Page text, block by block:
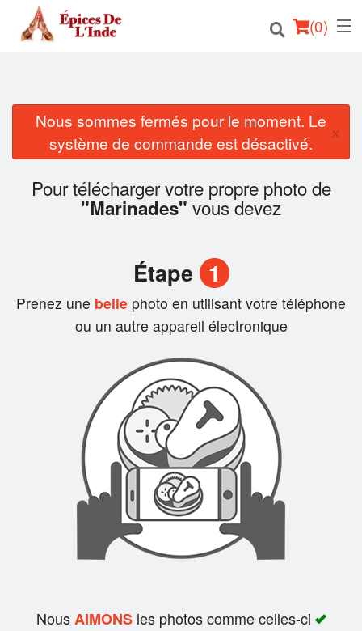
(0)
Commander en ligne
Emplacement
Rechercher
Nous sommes fermés pour le moment. Le
système de commande est désactivé.
×
Pour télécharger votre propre photo de
"Marinades" vous devez
Étape 1
Prenez une belle photo en utilisant votre téléphone
ou un autre appareil électronique
NousAIMONSles photos comme celles-ci